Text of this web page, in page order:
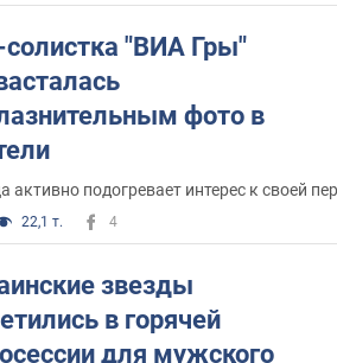
"ВИА Гры"
фото в
активно подогревает интерес к своей
22,1 т. 4
звезды
в горячей
для мужского